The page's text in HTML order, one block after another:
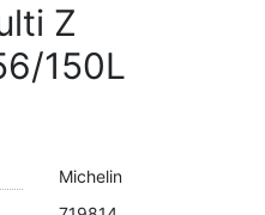
Z
150L
Michelin